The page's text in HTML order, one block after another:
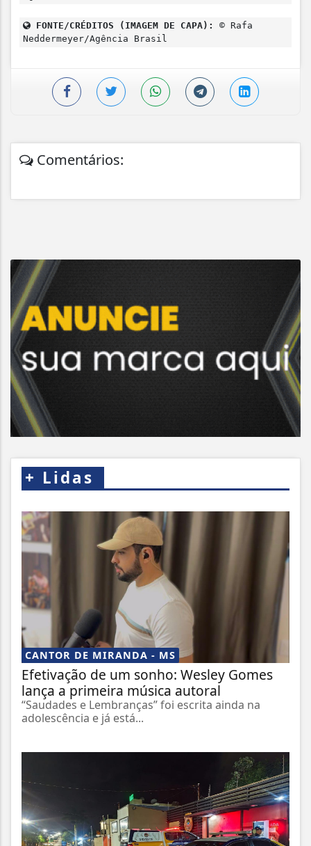
FONTE/CRÉDITOS (IMAGEM DE CAPA):
© Rafa
Neddermeyer/Agência Brasil
Comentários:
+ Lidas
CANTOR DE MIRANDA - MS
Efetivação de um sonho: Wesley Gomes
lança a primeira música autoral
“Saudades e Lembranças” foi escrita ainda na
adolescência e já está...